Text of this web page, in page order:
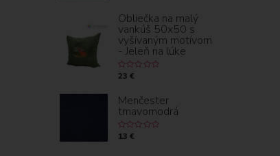
Obliečka na malý
vankúš 50x50 s
vyšívaným motívom
- Jeleň na lúke
23 €
Menčester
tmavomodrá
13 €